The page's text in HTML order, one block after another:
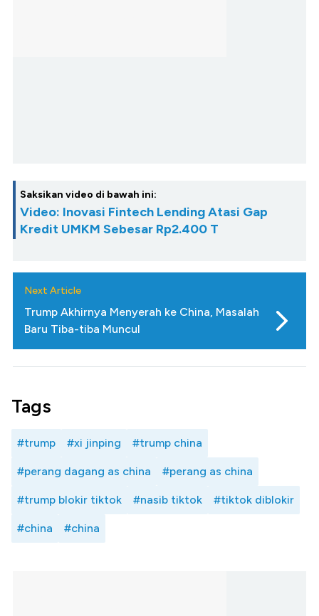
Saksikan video di bawah ini:
Video: Inovasi Fintech Lending Atasi Gap
Kredit UMKM Sebesar Rp2.400 T
Next Article
Trump Akhirnya Menyerah ke China, Masalah
Baru Tiba-tiba Muncul
Tags
#trump #xi jinping #trump china
#perang dagang as china #perang as china
#trump blokir tiktok #nasib tiktok #tiktok diblokir
#china #china